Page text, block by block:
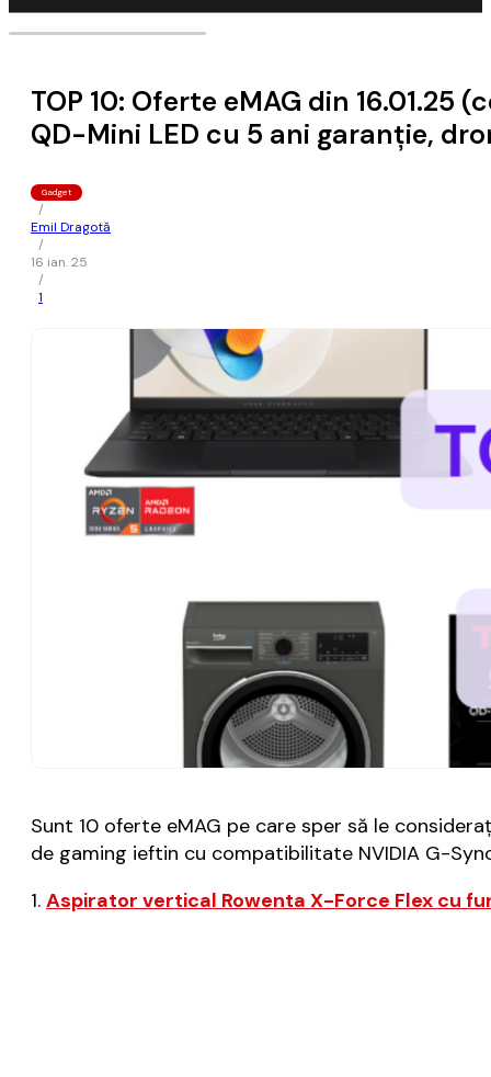
TOP 10: Oferte eMAG din
QD-Mini LED cu 5 ani garanție,
Gadget
/
Emil Dragotă
/
16 ian. 25
/
1
Sunt 10 oferte eMAG pe care sper să le
de gaming ieftin cu compatibilitate NVIDIA G-
1. Aspirator vertical Rowenta X-Force Flex cu